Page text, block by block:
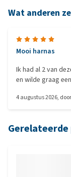
Wat anderen
Mooi harnas
Ik had al 2 van
en wilde graag
4 augustus 2026, door